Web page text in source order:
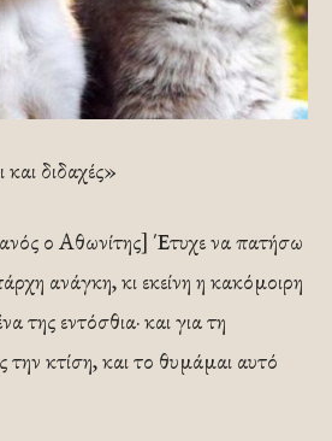
διδαχές»
ο Αθωνίτης] Έτυχε να πατήσω
ανάγκη, κι εκείνη η κακόμοιρη
της εντόσθια· και για τη
κτίση, και το θυμάμαι αυτό